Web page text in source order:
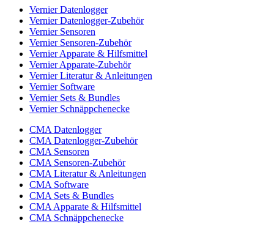
Vernier Datenlogger
Vernier Datenlogger-Zubehör
Vernier Sensoren
Vernier Sensoren-Zubehör
Vernier Apparate & Hilfsmittel
Vernier Apparate-Zubehör
Vernier Literatur & Anleitungen
Vernier Software
Vernier Sets & Bundles
Vernier Schnäppchenecke
CMA Datenlogger
CMA Datenlogger-Zubehör
CMA Sensoren
CMA Sensoren-Zubehör
CMA Literatur & Anleitungen
CMA Software
CMA Sets & Bundles
CMA Apparate & Hilfsmittel
CMA Schnäppchenecke